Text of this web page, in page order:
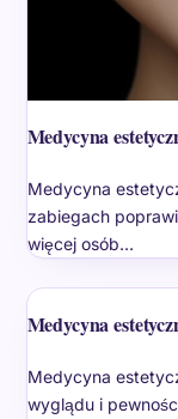
Medycyna
Medycyna
zabiegach
więcej osób…
Medycyna
Medycyna
wyglądu i